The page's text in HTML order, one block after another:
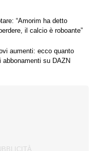
“Amorim ha detto
il calcio è roboante”
aumenti: ecco quanto
abbonamenti su DAZN